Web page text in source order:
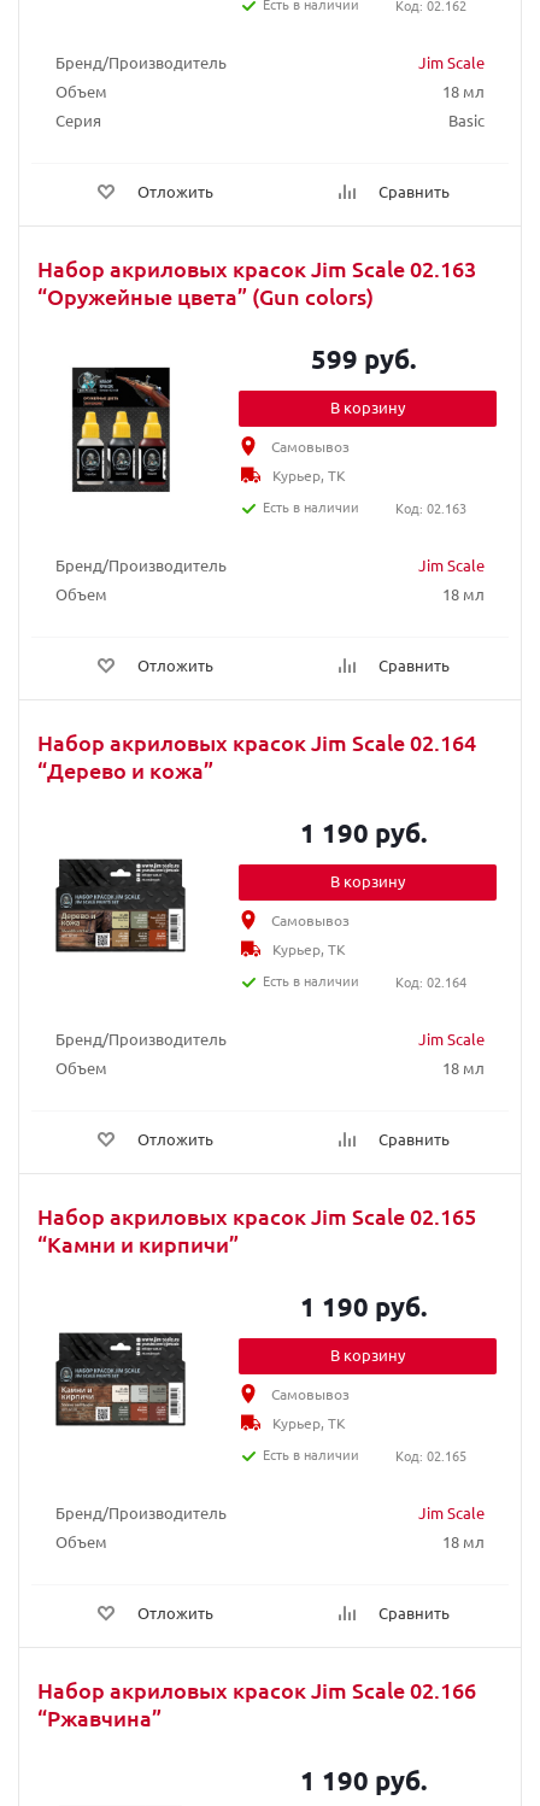
Бренд/Производитель
Jim Scale
Объем
18 мл
Серия
Basic
Отложить Сравнить
Код: 02.162
Набор акриловых красок Jim Scale 02.163
“Оружейные цвета” (Gun colors)
Бренд/Производитель
Jim Scale
Объем
18 мл
Отложить Сравнить
599 руб.
В корзину
Самовывоз
Курьер, ТК
Есть в наличии
Код: 02.163
Набор акриловых красок Jim Scale 02.164
“Дерево и кожа”
Бренд/Производитель
Jim Scale
Объем
18 мл
Отложить Сравнить
1 190 руб.
В корзину
Самовывоз
Курьер, ТК
Есть в наличии
Код: 02.164
Набор акриловых красок Jim Scale 02.165
“Камни и кирпичи”
Бренд/Производитель
Jim Scale
Объем
18 мл
Отложить Сравнить
1 190 руб.
В корзину
Самовывоз
Курьер, ТК
Есть в наличии
Код: 02.165
Набор акриловых красок Jim Scale 02.166
“Ржавчина”
1 190 руб.